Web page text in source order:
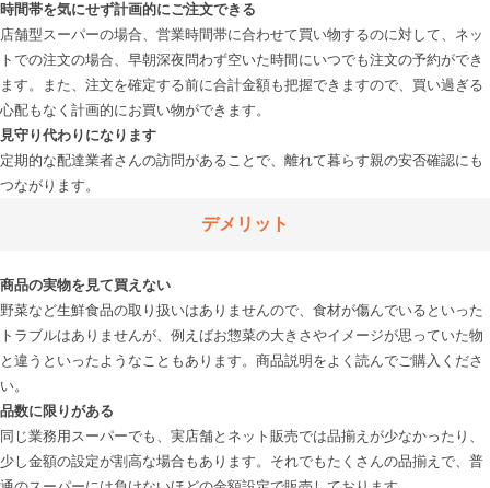
時間帯を気にせず計画的にご注文できる
店舗型スーパーの場合、営業時間帯に合わせて買い物するのに対して、ネッ
トでの注文の場合、早朝深夜問わず空いた時間にいつでも注文の予約ができ
ます。また、注文を確定する前に合計金額も把握できますので、買い過ぎる
見守り代わりになります
定期的な配達業者さんの訪問があることで、離れて暮らす親の安否確認にも
デメリット
商品の実物を見て買えない
野菜など生鮮食品の取り扱いはありませんので、食材が傷んでいるといった
トラブルはありませんが、例えばお惣菜の大きさやイメージが思っていた物
と違うといったようなこともあります。商品説明をよく読んでご購入くださ
品数に限りがある
同じ業務用スーパーでも、実店舗とネット販売では品揃えが少なかったり、
少し金額の設定が割高な場合もあります。それでもたくさんの品揃えで、普